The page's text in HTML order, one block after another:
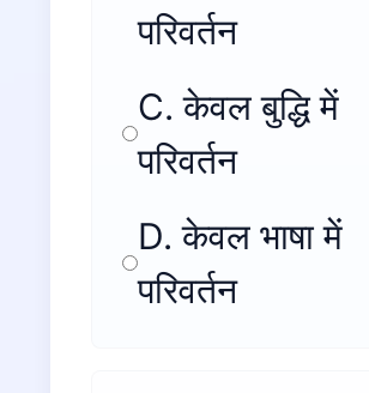
परिवर्तन
C. केवल बुद्धि में
परिवर्तन
D. केवल भाषा में
परिवर्तन